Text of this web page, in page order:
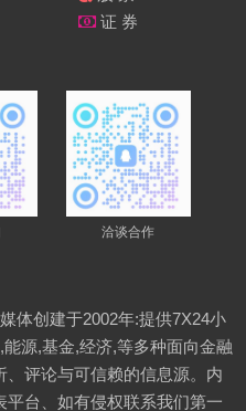
证 券
洽谈合作
体创建于2002年:提供7X24小
源,基金,经济,等多种面向金融
评论与可信赖的信息源。内
台、如有侵权联系我们第一